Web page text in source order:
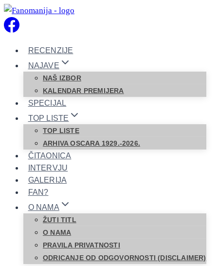
Skip
to
RECENZIJE
NAJAVE
NAŠ IZBOR
KALENDAR PREMIJERA
SPECIJAL
TOP LISTE
TOP LISTE
ARHIVA OSCARA 1929.-2026.
ČITAONICA
INTERVJU
GALERIJA
FAN?
O NAMA
ŽUTI TITL
O NAMA
PRAVILA PRIVATNOSTI
ODRICANJE OD ODGOVORNOSTI (DISCLAIMER)